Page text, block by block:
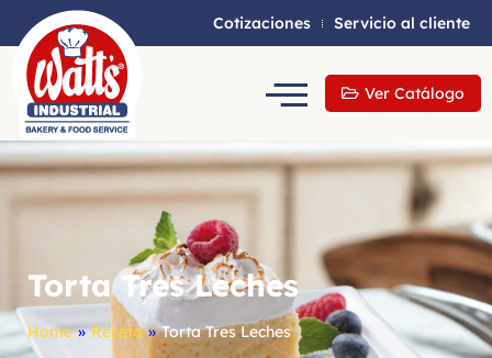
Cotizaciones Servicio al cliente
Ver Catálogo
Torta Tres Leches
Home » Receta » Torta Tres Leches